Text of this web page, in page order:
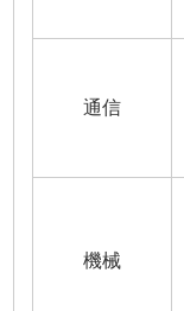
通信
機械